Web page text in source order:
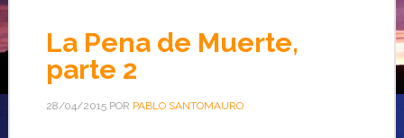
La Pena de Muerte,
parte 2
28/04/2015POR PABLO SANTOMAURO